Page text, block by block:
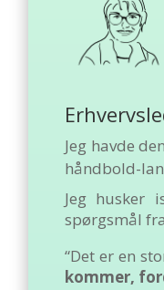
Jeg havde
håndbold-
Jeg husker
spørgsmål
“Det er en
kommer,